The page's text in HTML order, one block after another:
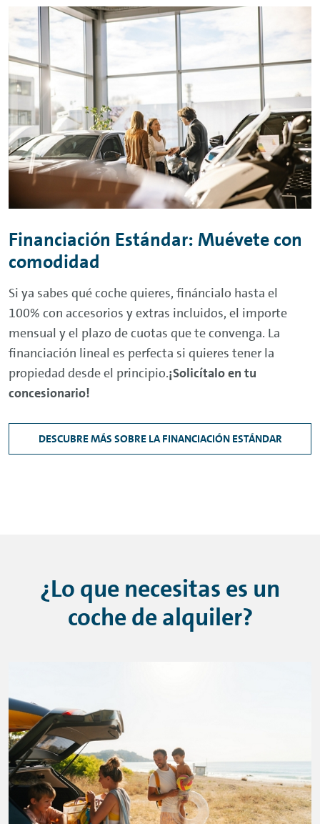
Financiación Estándar: Muévete con
comodidad
Si ya sabes qué coche quieres, fináncialo hasta el
100% con accesorios y extras incluidos, el importe
mensual y el plazo de cuotas que te convenga. La
financiación lineal es perfecta si quieres tener la
propiedad desde el principio.¡Solicítalo en tu
concesionario!
DESCUBRE MÁS SOBRE LA FINANCIACIÓN ESTÁNDAR
¿Lo que necesitas es un
coche de alquiler?